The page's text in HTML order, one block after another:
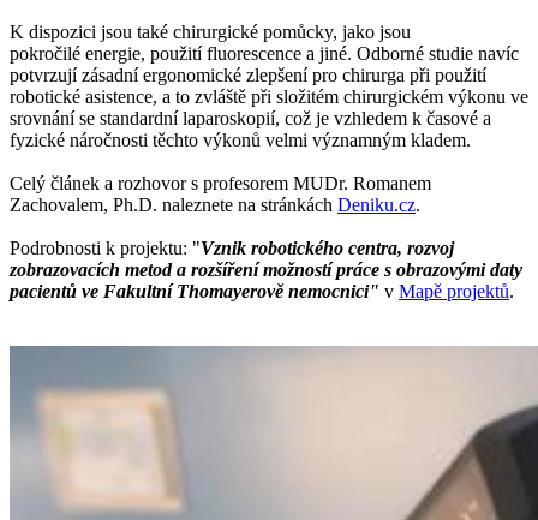
K dispozici jsou také chirurgické pomůcky, jako jsou
pokročilé energie, použití fluorescence a jiné. Odborné studie navíc
potvrzují zásadní ergonomické zlepšení pro chirurga při použití
robotické asistence, a to zvláště při složitém chirurgickém výkonu ve
srovnání se standardní laparoskopií, což je vzhledem k časové a
fyzické náročnosti těchto výkonů velmi významným kladem.
Celý článek a rozhovor s profesorem MUDr. Romanem
Zachovalem, Ph.D. naleznete na stránkách Deniku.cz.
Podrobnosti k projektu: "Vznik robotického centra, rozvoj
zobrazovacích metod a rozšíření možností práce s obrazovými daty
pacientů ve Fakultní Thomayerově nemocnici" v Mapě projektů.